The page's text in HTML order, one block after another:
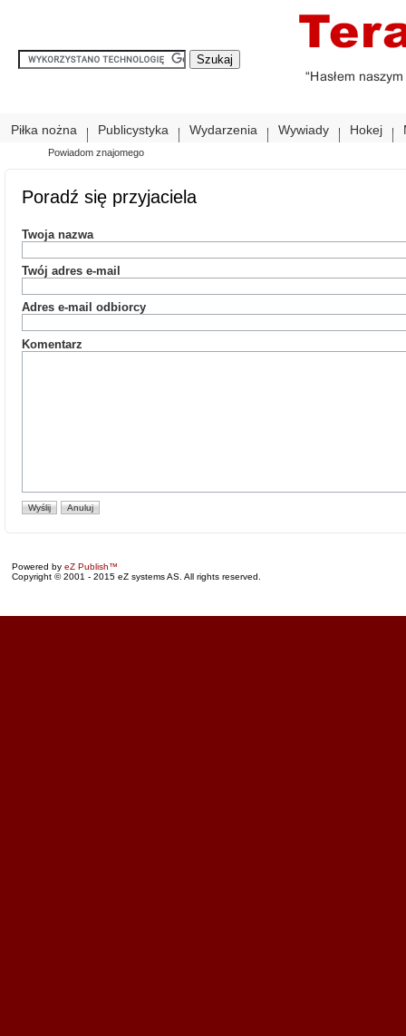
Piłka nożna Publicystyka Wydarzenia Wywiady Hokej
Powiadom znajomego
Poradź się przyjaciela
Twoja nazwa
Twój adres e-mail
Adres e-mail odbiorcy
Komentarz
Powered by eZ Publish™
Copyright © 2001 - 2015 eZ systems AS. All rights reserved.